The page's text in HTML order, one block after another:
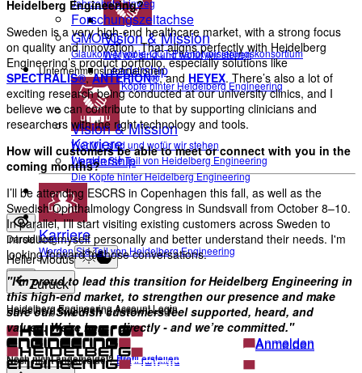
Vision & Mission
Wer wir sind und wofür wir stehen
Leadership
Die Köpfe hinter Heidelberg Engineering
Karriere
Werden Sie Teil von Heidelberg Engineering
Kontakt
Darstellung
Heller Modus
Heidelberg Engineering Account Login
Anmelden
Noch nicht angemeldet?Profil erstellen
Jahrzehnte hinweg
Forschungszeitachse
GMOPC
Glaukom-Myopie-OCT-Phänotypisierungskonsortium
Unternehmensinformationen
Vision & Mission
Wer wir sind und wofür wir stehen
Leadership
Die Köpfe hinter Heidelberg Engineering
Karriere
Werden Sie Teil von Heidelberg Engineering
Zurück
Heidelberg Engineering Account Login
Anmelden
Noch nicht angemeldet?Profil erstellen
Heidelberg Engineering?
Sweden is a very high-end healthcare market, with a strong focus
on quality and innovation. That aligns perfectly with Heidelberg
Engineering’s product portfolio, especially solutions like
SPECTRALIS®,ANTERION®, and HEYEX. There’s also a lot of
exciting research being conducted at our university clinics, and I
believe we can contribute to that by supporting clinicians and
researchers with the right technology and tools.
How will customers be able to meet or connect with you in the
coming months?
I’ll be attending ESCRS in Copenhagen this fall, as well as the
Swedish Ophthalmology Congress in Sundsvall from October 8–10.
In parallel, I’ll start visiting existing customers across Sweden to
introduce myself personally and better understand their needs. I'm
looking forward to those conversations.
"I’m proud to lead this transition for Heidelberg Engineering in
this high-end market, to strengthen our presence and make
sure our Swedish customers feel supported, heard, and
valued. We’re here - directly - and we’re committed."